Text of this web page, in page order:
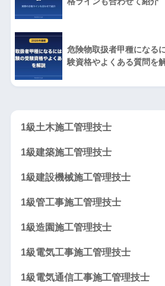
危険物取扱者甲種になる
験資格やよくある質問を
1級土木施工管理技士
1級建築施工管理技士
1級建設機械施工管理技士
1級管工事施工管理技士
1級造園施工管理技士
1級電気工事施工管理技士
1級電気通信工事施工管理技士